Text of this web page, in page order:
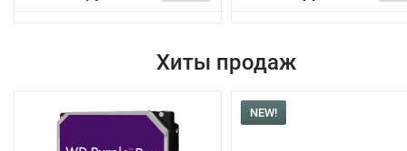
Хиты продаж
NEW!